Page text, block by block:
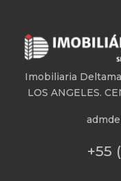
Imobiliaria
LOS ANGELES.
+55